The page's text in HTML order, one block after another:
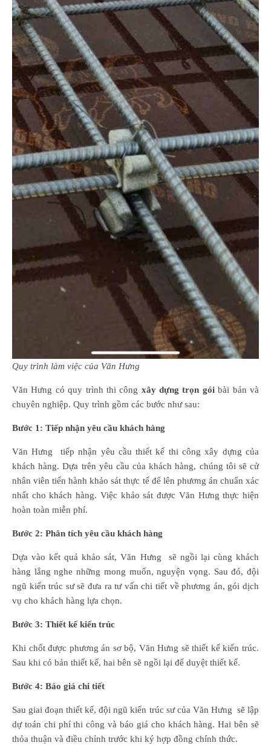
Quy trình làm việc của Văn Hưng
Văn Hưng có quy trình thi công xây dựng trọn góibài bản và
chuyên nghiệp. Quy trình gồm các bước như sau:
Bước 1: Tiếp nhận yêu cầu khách hàng
Văn Hưng tiếp nhận yêu cầu thiết kế thi công xây dựng của
khách hàng. Dựa trên yêu cầu của khách hàng, chúng tôi sẽ cử
nhân viên tiến hành khảo sát thực tế để lên phương án chuẩn xác
nhất cho khách hàng. Việc khảo sát được Văn Hưng thực hiện
hoàn toàn miễn phí.
Bước 2: Phân tích yêu cầu khách hàng
Dựa vào kết quả khảo sát, Văn Hưng sẽ ngồi lại cùng khách
hàng lắng nghe những mong muốn, nguyện vọng. Sau đó, đội
ngũ kiến trúc sư sẽ đưa ra tư vấn chi tiết về phương án, gói dịch
vụ cho khách hàng lựa chọn.
Bước 3: Thiết kế kiến trúc
Khi chốt được phương án sơ bộ, Văn Hưng sẽ thiết kế kiến trúc.
Sau khi có bản thiết kế, hai bên sẽ ngồi lại để duyệt thiết kế.
Bước 4: Báo giá chi tiết
Sau giai đoạn thiết kế, đội ngũ kiến trúc sư của Văn Hưng sẽ lập
dự toán chi phí thi công và báo giá cho khách hàng. Hai bên sẽ
thỏa thuận và điều chỉnh trước khi ký hợp đồng chính thức.